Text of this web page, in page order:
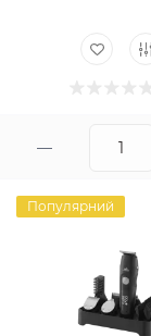
Популярний